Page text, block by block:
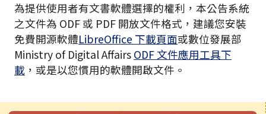
為提供使用者有文書軟體選擇的權利，本公告系統
之文件為 ODF 或 PDF 開放文件格式，建議您安裝
免費開源軟體LibreOffice 下載頁面或數位發展部
Ministry of Digital Affairs ODF 文件應用工具下
載 ，或是以您慣用的軟體開啟文件。